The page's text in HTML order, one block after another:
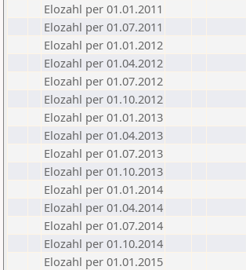
Elozahl per 01.01.2011
Elozahl per 01.07.2011
Elozahl per 01.01.2012
Elozahl per 01.04.2012
Elozahl per 01.07.2012
Elozahl per 01.10.2012
Elozahl per 01.01.2013
Elozahl per 01.04.2013
Elozahl per 01.07.2013
Elozahl per 01.10.2013
Elozahl per 01.01.2014
Elozahl per 01.04.2014
Elozahl per 01.07.2014
Elozahl per 01.10.2014
Elozahl per 01.01.2015